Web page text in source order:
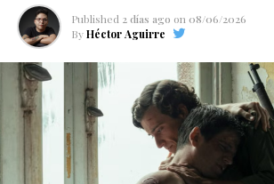
Published 2 días ago on 08/06/2026
By Héctor Aguirre